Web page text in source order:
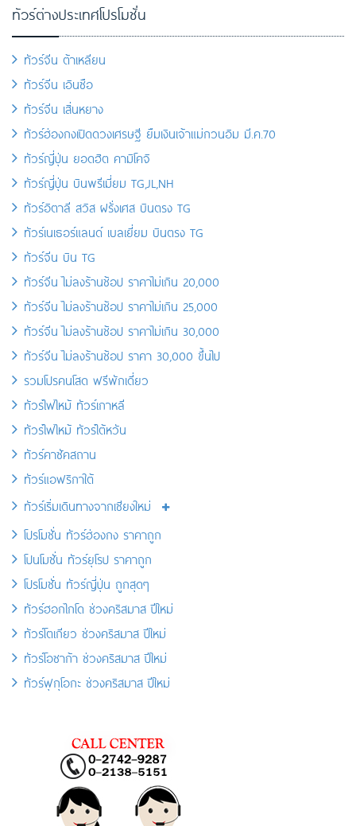
ทัวร์ต่างประเทศโปรโมชั่น
ทัวร์จีน ต้าเหลียน
ทัวร์จีน เอินซือ
ทัวร์จีน เสิ่นหยาง
ทัวร์ฮ่องกงเปิดดวงเศรษฐี ยืมเงินเจ้าแม่กวนอิม มี.ค.70
ทัวร์ญี่ปุ่น ยอดฮิต คามิโคจิ
ทัวร์ญี่ปุ่น บินพรีเมี่ยม TG,JL,NH
ทัวร์อิตาลี สวิส ฝรั่งเศส บินตรง TG
ทัวร์เนเธอร์แลนด์ เบลเยี่ยม บินตรง TG
ทัวร์จีน บิน TG
ทัวร์จีน ไม่ลงร้านช้อป ราคาไม่เกิน 20,000
ทัวร์จีน ไม่ลงร้านช้อป ราคาไม่เกิน 25,000
ทัวร์จีน ไม่ลงร้านช้อป ราคาไม่เกิน 30,000
ทัวร์จีน ไม่ลงร้านช้อป ราคา 30,000 ขึ้นไป
รวมโปรคนโสด ฟรีพักเดี่ยว
ทัวร์ไฟไหม้ ทัวร์เกาหลี
ทัวร์ไฟไหม้ ทัวร์ไต้หวัน
ทัวร์คาซัคสถาน
ทัวร์แอฟริกาใต้
ทัวร์เริ่มเดินทางจากเชียงใหม่
โปรโมชั่น ทัวร์ฮ่องกง ราคาถูก
โปนโมชั่น ทัวร์ยุโรป ราคาถูก
โปรโมชั่น ทัวร์ญี่ปุ่น ถูกสุดๆ
ทัวร์ฮอกไกโด ช่วงคริสมาส ปีใหม่
ทัวร์โตเกียว ช่วงคริสมาส ปีใหม่
ทัวร์โอซาก้า ช่วงคริสมาส ปีใหม่
ทัวร์ฟุกุโอกะ ช่วงคริสมาส ปีใหม่